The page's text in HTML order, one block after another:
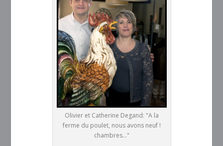
Olivier et Catherine Degand: "A la
ferme du poulet, nous avons neuf !
chambres..."